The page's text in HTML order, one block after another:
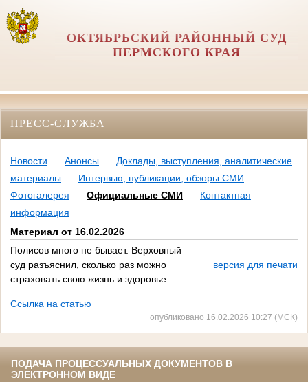
ОКТЯБРЬСКИЙ РАЙОННЫЙ СУД
ПЕРМСКОГО КРАЯ
ПРЕСС-СЛУЖБА
Новости Анонсы
Доклады, выступления, аналитические
материалы
Интервью, публикации, обзоры СМИ
Фотогалерея
Официальные СМИ
Контактная
информация
Материал от 16.02.2026
Полисов много не бывает. Верховный
суд разъяснил, сколько раз можно
страховать свою жизнь и здоровье
версия для печати
Ссылка на статью
опубликовано 16.02.2026 10:27 (МСК)
ПОДАЧА ПРОЦЕССУАЛЬНЫХ ДОКУМЕНТОВ В
ЭЛЕКТРОННОМ ВИДЕ